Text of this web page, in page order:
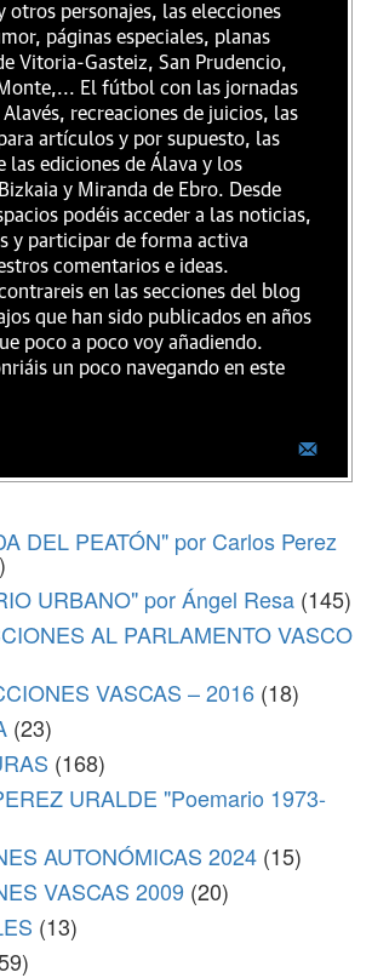
otros personajes, las elecciones
páginas especiales, planas
Vitoria-Gasteiz, San Prudencio,
El fútbol con las jornadas
recreaciones de juicios, las
artículos y por supuesto, las
las ediciones de Álava y los
y Miranda de Ebro. Desde
podéis acceder a las noticias,
y participar de forma activa
comentarios e ideas.
en las secciones del blog
que han sido publicados en años
poco a poco voy añadiendo.
un poco navegando en este
DEL PEATÓN" por Carlos Perez
URBANO" por Ángel Resa (145)
AL PARLAMENTO VASCO
VASCAS – 2016 (18)
(23)
(168)
URALDE "Poemario 1973-
AUTONÓMICAS 2024 (15)
VASCAS 2009 (20)
(13)